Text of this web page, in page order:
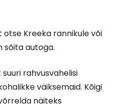
otse Kreeka rannikule või
sõita autoga.
rahvusvahelisi
väiksemaid. Kõigi
näiteks